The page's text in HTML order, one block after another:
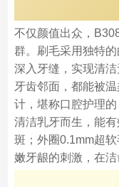
不仅颜值出众，
群。刷毛采用独特
深入牙缝，实现清
牙齿邻面，都能被
计，堪称口腔护理的
清洁乳牙而生，能
斑；外圈0.1mm超
嫩牙龈的刺激，在洁